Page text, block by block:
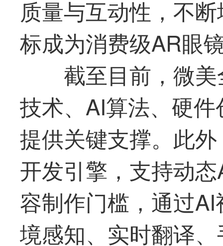
质量与互动性，不
标成为消费级AR眼
截至目前，微
技术、AI算法、硬
提供关键支撑。此
开发引擎，支持动
容制作门槛，通过
境感知、实时翻译